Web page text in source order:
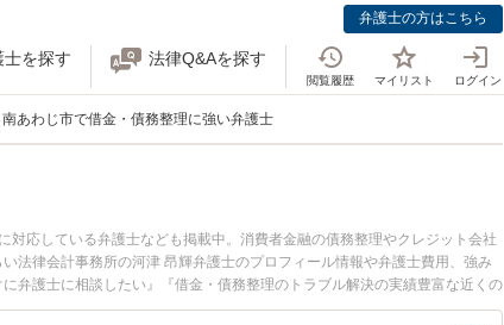
弁護士の方はこちら
士を探す 法律Q&Aを探す
閲覧履歴 マイリスト ログイン
南あわじ市で借金・債務整理に強い弁護士
応している弁護士なども掲載中。消費者金融の債務整理やクレジット会社
法律会計事務所の河津 昂輝弁護士のプロフィール情報や弁護士費用、強み
弁護士に相談したい』『借金・債務整理のトラブル解決の実績豊富な近くの
予約したい』などでお困りの相談者さんにおすすめです。